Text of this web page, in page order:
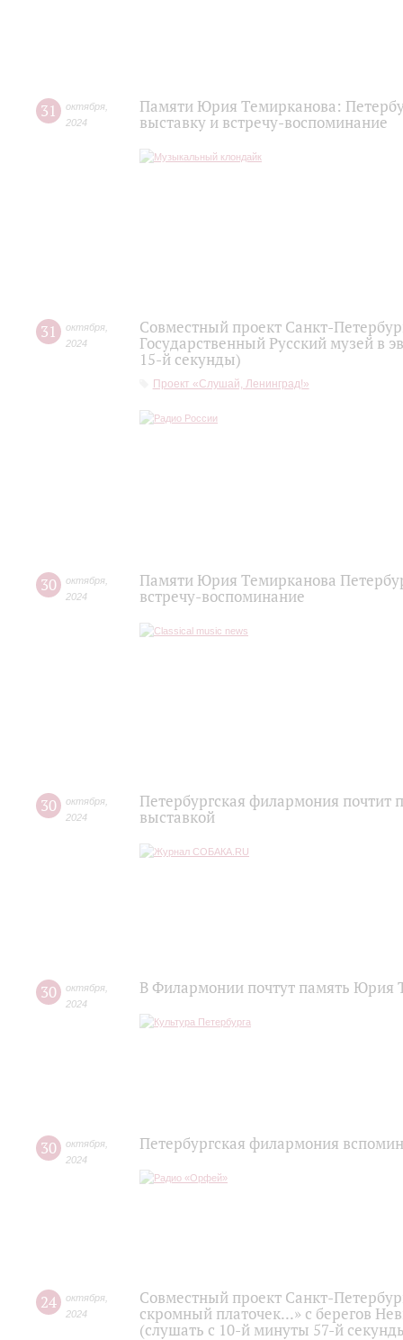
31 октября
2024
Памяти Юрия Темирканова:
выставку и встречу-воспоминание
31 октября
2024
Совместный проект Санкт-
Государственный Русский музей в
15-й секунды)
Проект «Слушай, Ленинград!»
30 октября
2024
Памяти Юрия Темирканова
встречу-воспоминание
30 октября
2024
Петербургская филармония
выставкой
30 октября
2024
В Филармонии почтут память Юрия
30 октября
2024
Петербургская филармония
24 октября
2024
Совместный проект Санкт-
скромный платочек...» с берегов
(слушать с 10-й минуты 57-й